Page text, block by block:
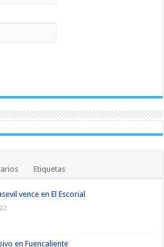
Etiquetas
vence en El Escorial
en Fuencaliente